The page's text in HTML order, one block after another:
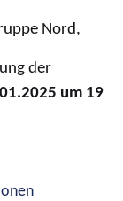
Nord,
der
um 19